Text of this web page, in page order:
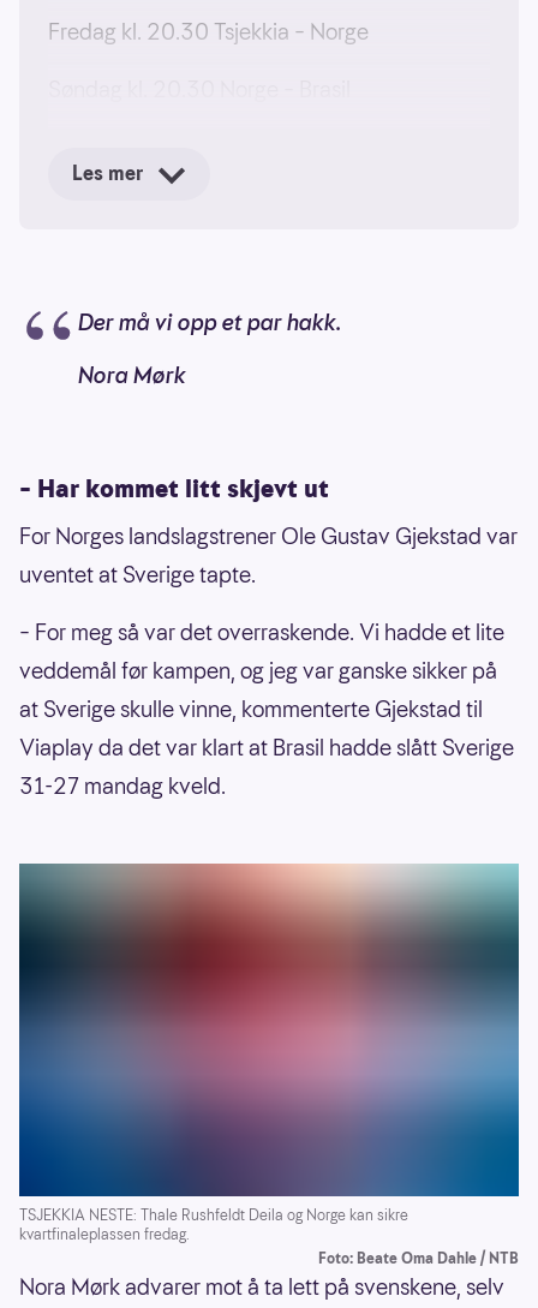
Fredag kl. 20.30 Tsjekkia – Norge
Les mer
Der må vi opp et par hakk.
Nora Mørk
– Har kommet litt skjevt ut
For Norges landslagstrener Ole Gustav Gjekstad var
uventet at Sverige tapte.
– For meg så var det overraskende. Vi hadde et lite
veddemål før kampen, og jeg var ganske sikker på
at Sverige skulle vinne, kommenterte Gjekstad til
Viaplay da det var klart at Brasil hadde slått Sverige
31-27 mandag kveld.
TSJEKKIA NESTE: Thale Rushfeldt Deila og Norge kan sikre
kvartfinaleplassen fredag.
Foto: Beate Oma Dahle / NTB
Nora Mørk advarer mot å ta lett på svenskene, selv